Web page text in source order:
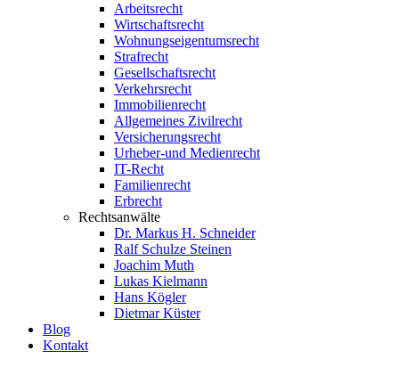
Arbeitsrecht
Wirtschaftsrecht
Wohnungseigentumsrecht
Strafrecht
Gesellschaftsrecht
Verkehrsrecht
Immobilienrecht
Allgemeines Zivilrecht
Versicherungsrecht
Urheber-und Medienrecht
IT-Recht
Familienrecht
Erbrecht
Rechtsanwälte
Dr. Markus H. Schneider
Ralf Schulze Steinen
Joachim Muth
Lukas Kielmann
Hans Kögler
Dietmar Küster
Blog
Kontakt